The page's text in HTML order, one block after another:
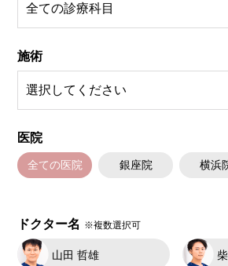
施術
医院
全ての医院 銀座院 横浜
ドクター名 ※複数選択可
山田 哲雄